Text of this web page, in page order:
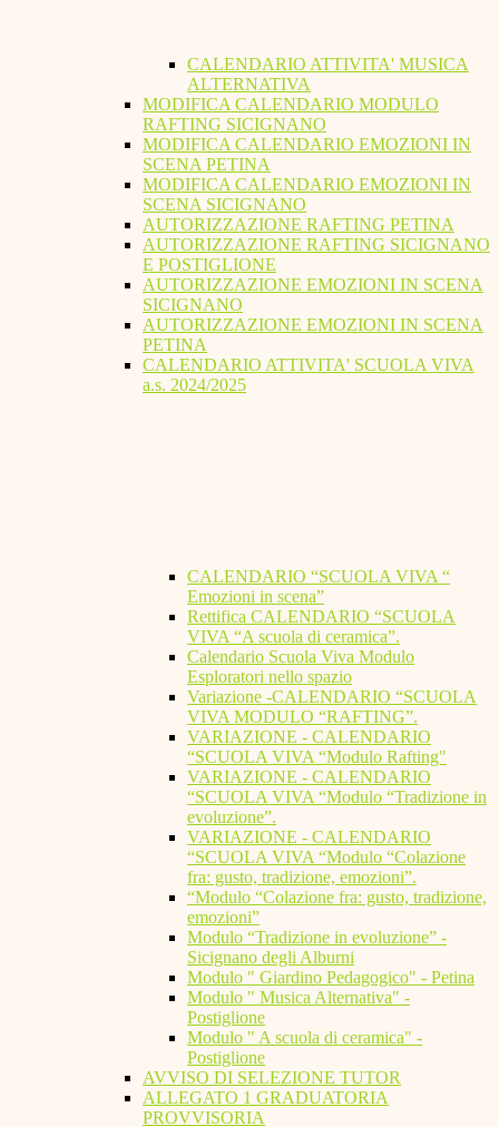
CALENDARIO ATTIVITA' MUSICA
ALTERNATIVA
MODIFICA CALENDARIO MODULO
RAFTING SICIGNANO
MODIFICA CALENDARIO EMOZIONI IN
SCENA PETINA
MODIFICA CALENDARIO EMOZIONI IN
SCENA SICIGNANO
AUTORIZZAZIONE RAFTING PETINA
AUTORIZZAZIONE RAFTING SICIGNANO
E POSTIGLIONE
AUTORIZZAZIONE EMOZIONI IN SCENA
SICIGNANO
AUTORIZZAZIONE EMOZIONI IN SCENA
PETINA
CALENDARIO ATTIVITA' SCUOLA VIVA
a.s. 2024/2025
CALENDARIO “SCUOLA VIVA “
Emozioni in scena”
Rettifica CALENDARIO “SCUOLA
VIVA “A scuola di ceramica”.
Calendario Scuola Viva Modulo
Esploratori nello spazio
Variazione -CALENDARIO “SCUOLA
VIVA MODULO “RAFTING”.
VARIAZIONE - CALENDARIO
“SCUOLA VIVA “Modulo Rafting"
VARIAZIONE - CALENDARIO
“SCUOLA VIVA “Modulo “Tradizione in
evoluzione”.
VARIAZIONE - CALENDARIO
“SCUOLA VIVA “Modulo “Colazione
fra: gusto, tradizione, emozioni”.
“Modulo “Colazione fra: gusto, tradizione,
emozioni”
Modulo “Tradizione in evoluzione” -
Sicignano degli Alburni
Modulo " Giardino Pedagogico" - Petina
Modulo " Musica Alternativa" -
Postiglione
Modulo " A scuola di ceramica" -
Postiglione
AVVISO DI SELEZIONE TUTOR
ALLEGATO 1 GRADUATORIA
PROVVISORIA